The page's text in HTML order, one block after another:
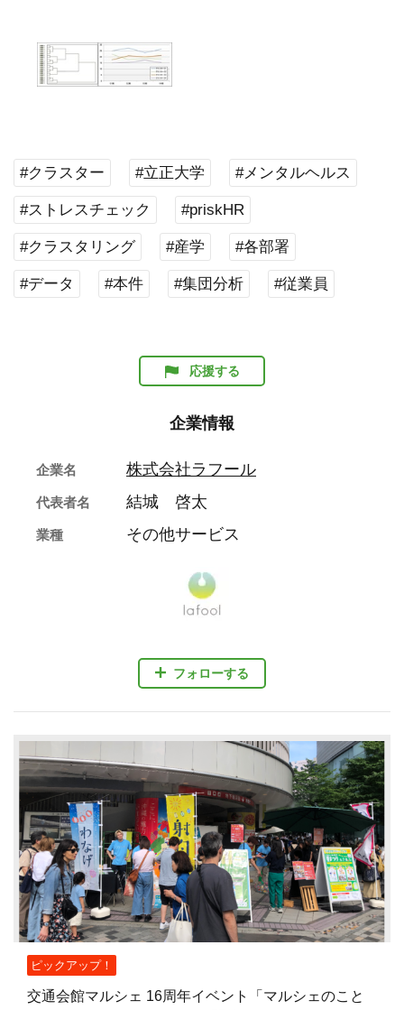
#クラスター #立正大学 #メンタルヘルス
#ストレスチェック #priskHR
#クラスタリング #産学 #各部署
#データ #本件 #集団分析 #従業員
応援する
企業情報
フォローする
企業名 株式会社ラフール
代表者名 結城 啓太
業種 その他サービス
ピックアップ！
交通会館マルシェ 16周年イベント「マルシェのこと